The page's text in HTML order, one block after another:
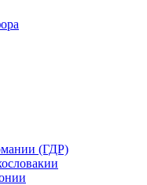
(ГДР)